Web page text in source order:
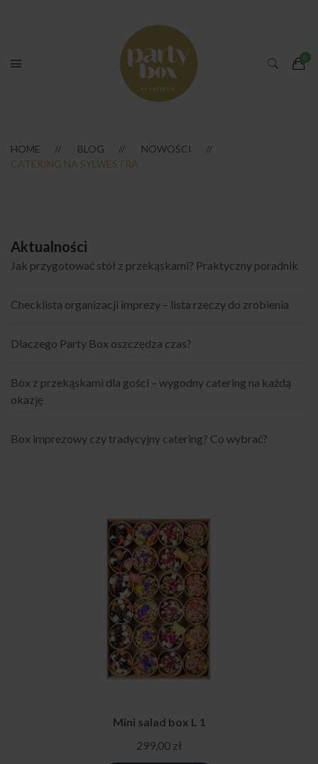
HOME BLOG
NOWOŚCI
CATERING NA SYLWESTRA
Aktualności
Jak przygotować stół z przekąskami? Praktyczny poradnik
Checklista organizacji imprezy – lista rzeczy do zrobienia
Dlaczego Party Box oszczędza czas?
Box z przekąskami dla gości – wygodny catering na każdą
okazję
Box imprezowy czy tradycyjny catering? Co wybrać?
Mini salad box L 1
299,00 zł